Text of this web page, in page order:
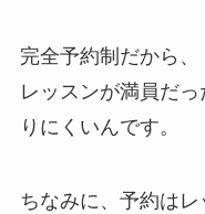
完全予約制だから、
レッスンが満員だっ
りにくいんです。
ちなみに、予約は